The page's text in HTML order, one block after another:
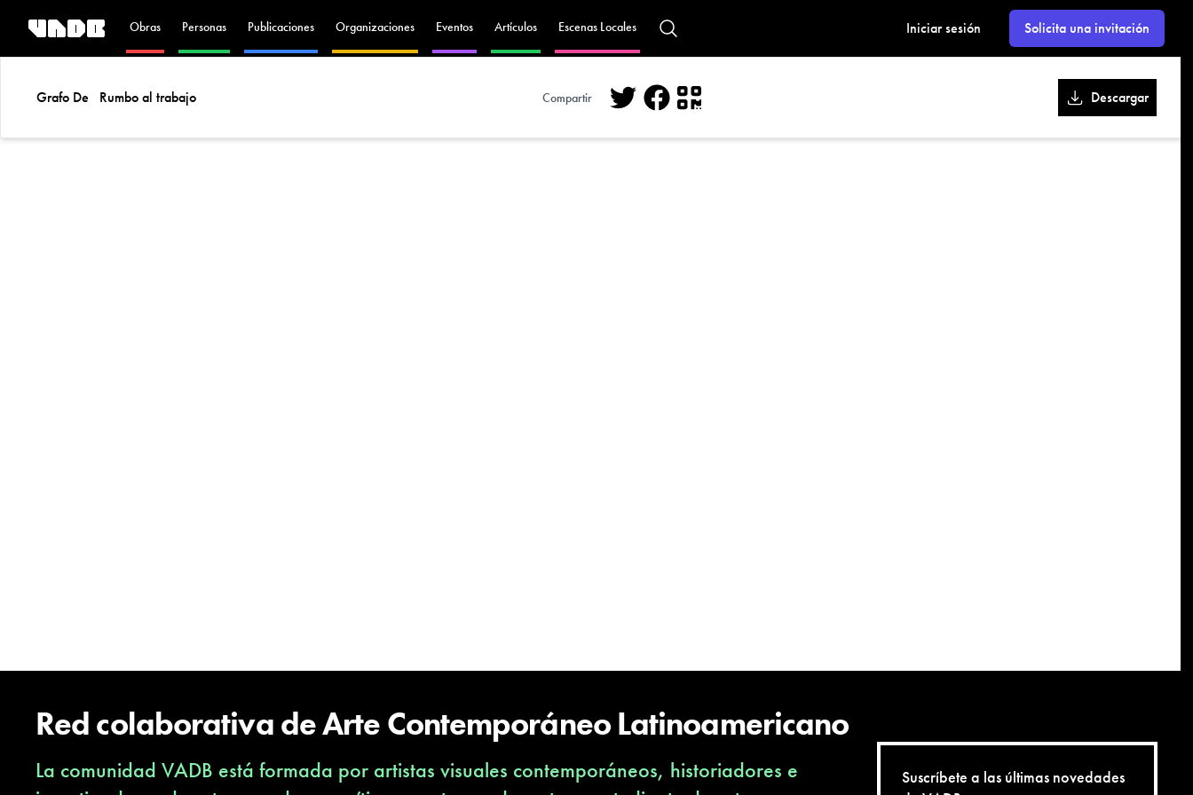
Obras Personas Publicaciones Organizaciones Eventos Artículos Escenas Locales Iniciar sesión Solicita una invitación
Grafo De Rumbo al trabajo Compartir Descargar
Red colaborativa de Arte Contemporáneo Latinoamericano
La comunidad VADB está formada por artistas visuales contemporáneos, historiadores e
Suscríbete a las últimas novedades